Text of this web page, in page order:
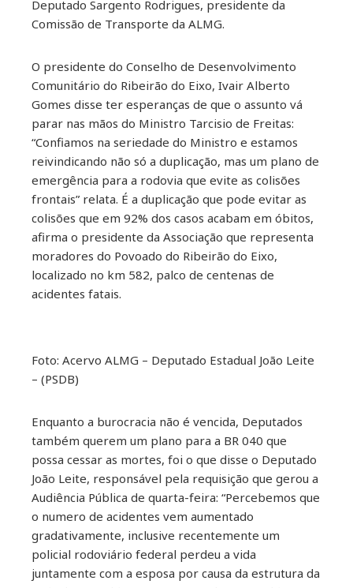
Deputado Sargento Rodrigues, presidente da
Comissão de Transporte da ALMG.
O presidente do Conselho de Desenvolvimento
Comunitário do Ribeirão do Eixo, Ivair Alberto
Gomes disse ter esperanças de que o assunto vá
parar nas mãos do Ministro Tarcisio de Freitas:
“Confiamos na seriedade do Ministro e estamos
reivindicando não só a duplicação, mas um plano de
emergência para a rodovia que evite as colisões
frontais” relata. É a duplicação que pode evitar as
colisões que em 92% dos casos acabam em óbitos,
afirma o presidente da Associação que representa
moradores do Povoado do Ribeirão do Eixo,
localizado no km 582, palco de centenas de
acidentes fatais.
Foto: Acervo ALMG – Deputado Estadual João Leite
– (PSDB)
Enquanto a burocracia não é vencida, Deputados
também querem um plano para a BR 040 que
possa cessar as mortes, foi o que disse o Deputado
João Leite, responsável pela requisição que gerou a
Audiência Pública de quarta-feira: “Percebemos que
o numero de acidentes vem aumentado
gradativamente, inclusive recentemente um
policial rodoviário federal perdeu a vida
juntamente com a esposa por causa da estrutura da